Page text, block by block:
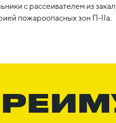
с рассеивателем из
пожароопасных зон П-IIа.